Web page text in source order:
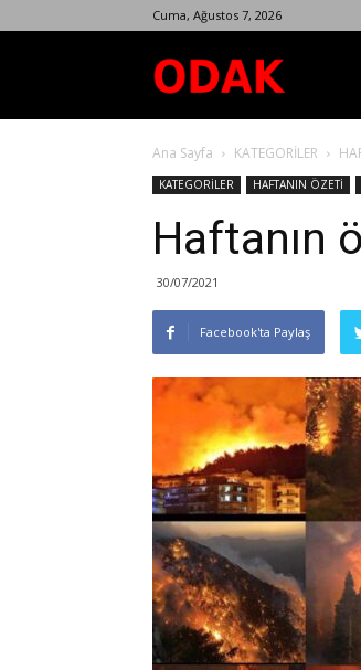
Cuma, Ağustos 7, 2026
Dergisi
Ana Sayfa KATEGORİLER
KATEGORİLER HAFTANIN ÖZETİ
Haftanın
30/07/2021
Facebook'ta Paylaş